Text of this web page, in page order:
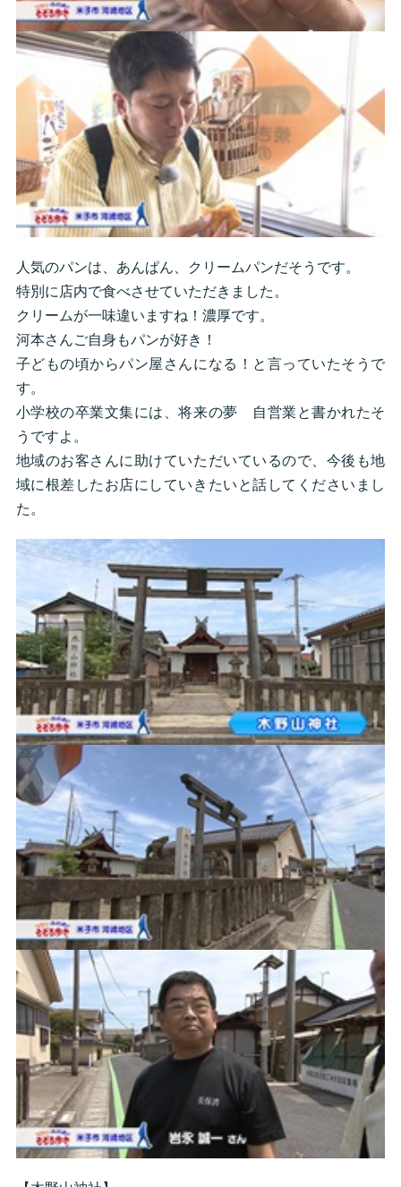
人気のパンは、あんぱん、クリームパンだそうです。
特別に店内で食べさせていただきました。
クリームが一味違いますね！濃厚です。
河本さんご自身もパンが好き！
子どもの頃からパン屋さんになる！と言っていたそうで
す。
小学校の卒業文集には、将来の夢 自営業と書かれたそ
うですよ。
地域のお客さんに助けていただいているので、今後も地
域に根差したお店にしていきたいと話してくださいまし
た。